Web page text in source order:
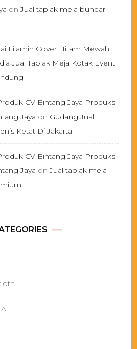
onJual taplak meja bundar
Filamin Cover Hitam Mewah
Jual Taplak Meja Kotak Event
CV Bintang Jaya Produksi
Jaya on Gudang Jual
Ketat Di Jakarta
CV Bintang Jaya Produksi
Jaya onJual taplak meja